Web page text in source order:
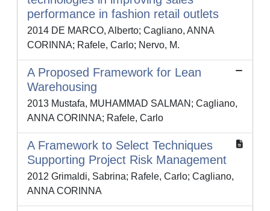
performance in fashion retail outlets
2014 DE MARCO, Alberto; Cagliano, ANNA
CORINNA; Rafele, Carlo; Nervo, M.
A Proposed Framework for Lean
Warehousing
2013 Mustafa, MUHAMMAD SALMAN; Cagliano,
ANNA CORINNA; Rafele, Carlo
A Framework to Select Techniques
Supporting Project Risk Management
2012 Grimaldi, Sabrina; Rafele, Carlo; Cagliano,
ANNA CORINNA